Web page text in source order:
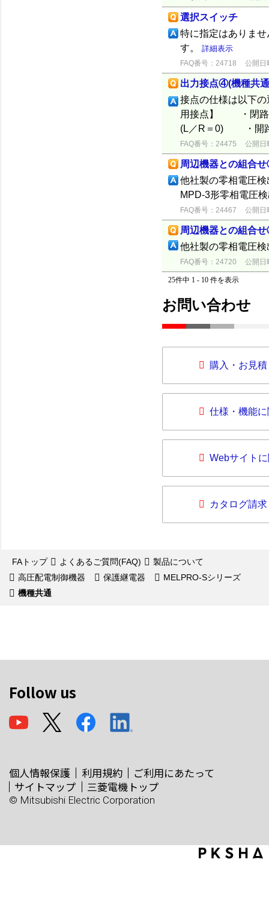
選択スイッチ
特に指定はありま
す。 詳細表示
FAQ番号：24718 公開日
出力接点④(機種共
接点の仕様は以下
用接点】 ・閉
(L／R＝0) ・
FAQ番号：24475 公開日
周辺機器との組合
他社製の零相電圧
MPD-3形零相電圧
FAQ番号：24467 公開日
周辺機器との組合
他社製の零相電圧
FAQ番号：24720 公開日
25件中 1 - 10 件を表示
お問い合わせ
購入・お見
仕様・機能
Webサイト
カタログ請求
FAトップ よくあるご質問(FAQ)
製品について
高圧配電制御機器
保護継電器
MELPRO-Sシリーズ
機種共通
Follow us
個人情報保護 利用規約
ご利用にあたって
サイトマップ
三菱電機トップ
© Mitsubishi Electric Corporation